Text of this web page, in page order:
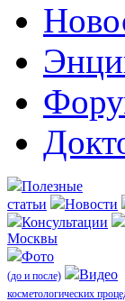
Полезные
статьи
Новости
Консультации
Москвы
Фото
(до и после) Видео
косметологических